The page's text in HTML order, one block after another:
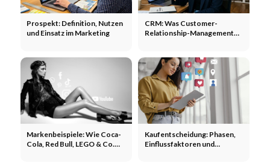
Prospekt: Definition, Nutzen
und Einsatz im Marketing
CRM: Was Customer-
Relationship-Management
Markenbeispiele: Wie Coca-
Cola, Red Bull, LEGO & Co.
Kaufentscheidung: Phasen,
Einflussfaktoren und